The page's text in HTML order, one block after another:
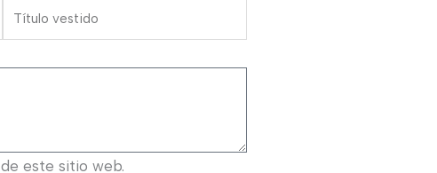
de este sitio web.